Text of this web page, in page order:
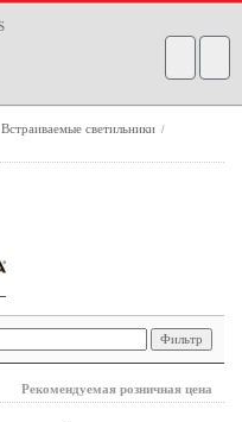
Встраиваемые светильники /
Рекомендуемая розничная цена